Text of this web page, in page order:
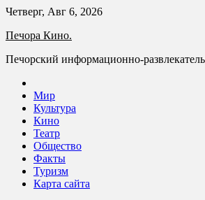
Skip
content
Четверг, Авг 6, 2026
Печора Кино.
Печорский информационно-
Мир
Культура
Кино
Театр
Общество
Факты
Туризм
Карта сайта